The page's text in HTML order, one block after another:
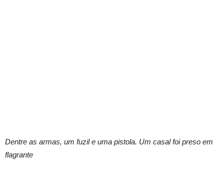
Dentre as armas, um fuzil e uma pistola. Um casal foi preso em
flagrante